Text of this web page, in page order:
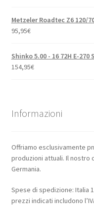
Metzeler Roadtec Z6 120/
95,95€
Shinko 5.00 - 16 72H E-
154,95€
Informazioni
Offriamo esclusivamente
produzioni attuali. Il nostro
Germania.
Spese di spedizione: Italia
prezzi indicati includono